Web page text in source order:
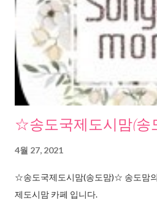
☆송도국제도시맘(
4월 27, 2021
☆송도국제도시맘(송도맘)☆ 송도맘
제도시맘 카페 입니다.